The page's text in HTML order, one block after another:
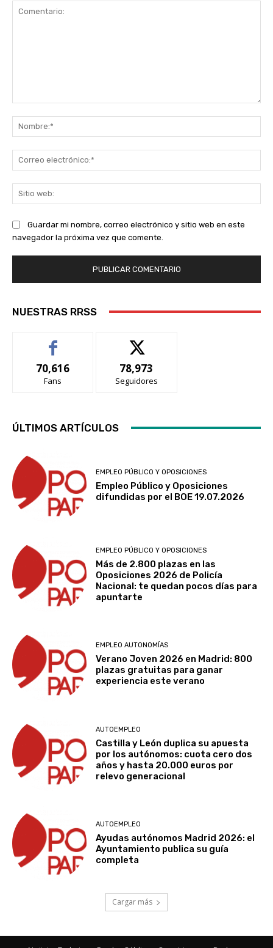
Guardar mi nombre, correo electrónico y sitio web en este
navegador la próxima vez que comente.
NUESTRAS RRSS
70,616
Fans
78,973
Seguidores
ÚLTIMOS ARTÍCULOS
EMPLEO PÚBLICO Y OPOSICIONES
Empleo Público y Oposiciones
difundidas por el BOE 19.07.2026
EMPLEO PÚBLICO Y OPOSICIONES
Más de 2.800 plazas en las
Oposiciones 2026 de Policía
Nacional: te quedan pocos días para
apuntarte
EMPLEO AUTONOMÍAS
Verano Joven 2026 en Madrid: 800
plazas gratuitas para ganar
experiencia este verano
AUTOEMPLEO
Castilla y León duplica su apuesta
por los autónomos: cuota cero dos
años y hasta 20.000 euros por
relevo generacional
AUTOEMPLEO
Ayudas autónomos Madrid 2026: el
Ayuntamiento publica su guía
completa
Cargar más